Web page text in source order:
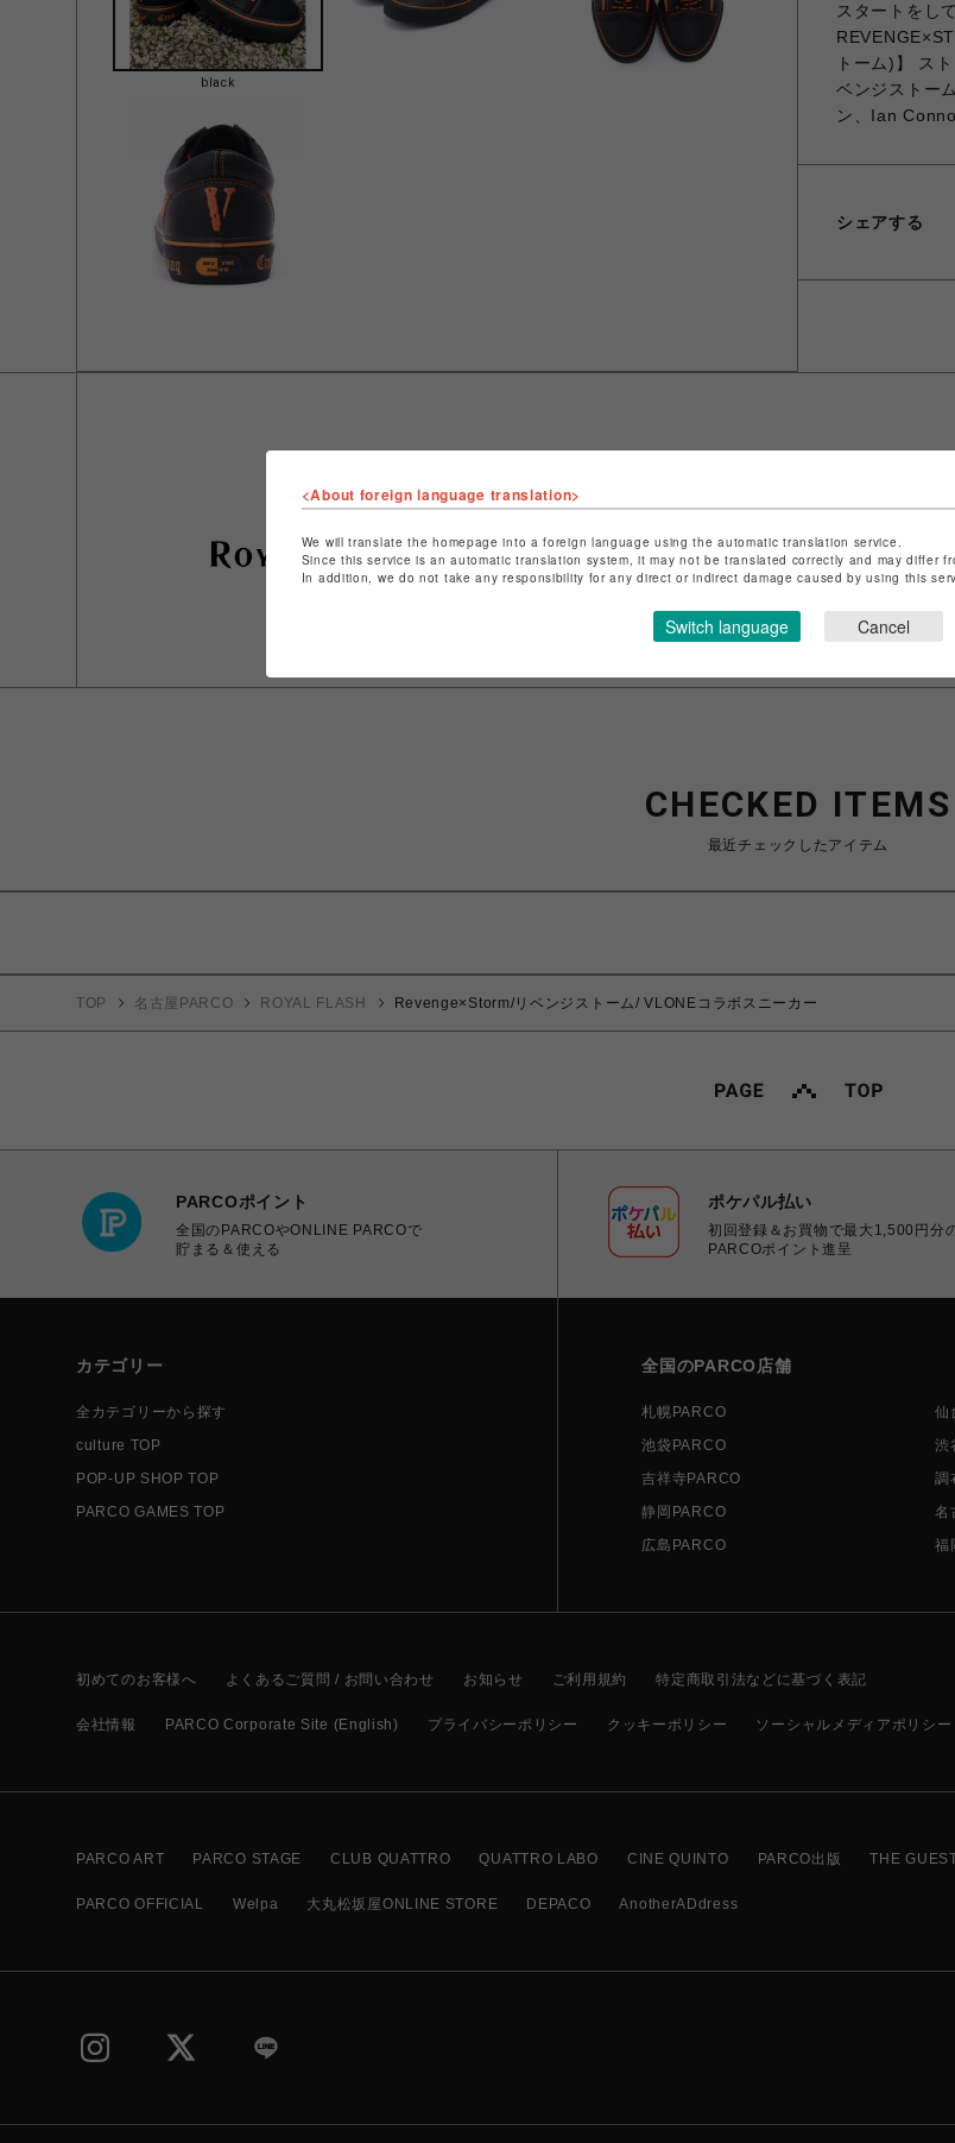
black
スタートをし
トーム)】 ス
ベンジストー
ン、Ian
シェアする
ショップ名
特定商取引法など法令に基づく表記はこちら
ショップお問い合わせはこちら
CHECKED ITEMS
最近チェックしたアイテム
TOP 名古屋PARCO ROYAL FLASH Revenge×Storm/リベンジストーム/ VLONEコラボスニーカー
PARCOポイント
全国のPARCOやONLINE PARCOで
貯まる＆使える
ポケパル払い
初回登録＆お買物で最大1,500円分
PARCOポイント進呈
カテゴリー
全カテゴリーから探す
culture TOP
POP-UP SHOP TOP
PARCO GAMES TOP
全国のPARCO店舗
札幌PARCO 仙
池袋PARCO
渋
吉祥寺PARCO
調
静岡PARCO
名
広島PARCO
福
初めてのお客様へ よくあるご質問 / お問い合わせ お知らせ ご利用規約 特定商取引法などに基づく表記
会社情報 PARCO Corporate Site (English) プライバシーポリシー クッキーポリシー ソーシャルメディアポリシー
PARCO ART PARCO STAGE CLUB QUATTRO QUATTRO LABO CINE QUINTO PARCO出版 THE
PARCO OFFICIAL Welpa 大丸松坂屋ONLINE STORE DEPACO AnotherADdress
<About foreign language translation>
We will translate the homepage into a foreign language using the automatic translation service.
Since this service is an automatic translation system, it may not be translated correctly and may differ
In addition, we do not take any responsibility for any direct or indirect damage caused by using this
Switch language Cancel